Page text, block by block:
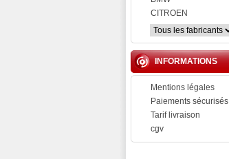
CITROEN
INFORMATIONS
Mentions légales
Paiements sécurisés
Tarif livraison
cgv